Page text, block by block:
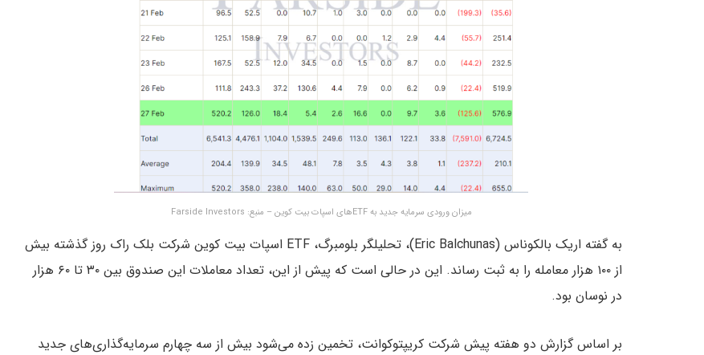
میزان ورودی سرمایه جدید به ETFهای اسپات بیت کوین – منبع: Farside Investors
به گفته اریک بالکوناس (Eric Balchunas)، تحلیلگر بلومبرگ، ETF اسپات بیت کوین شرکت بلک راک روز گذشته بیش
از ۱۰۰ هزار معامله را به ثبت رساند. این در حالی است که پیش از این، تعداد معاملات این صندوق بین ۳۰ تا ۶۰ هزار
در نوسان بود.
بر اساس گزارش دو هفته پیش شرکت کریپتوکوانت، تخمین زده می‌شود بیش از سه چهارم سرمایه‌گذاری‌های جدید